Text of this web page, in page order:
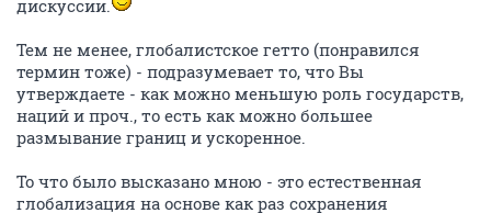
дискуссии.
Тем не менее, глобалистское гетто (понравился
термин тоже) - подразумевает то, что Вы
утверждаете - как можно меньшую роль государств,
наций и проч., то есть как можно большее
размывание границ и ускоренное.
То что было высказано мною - это естественная
глобализация на основе как раз сохранения